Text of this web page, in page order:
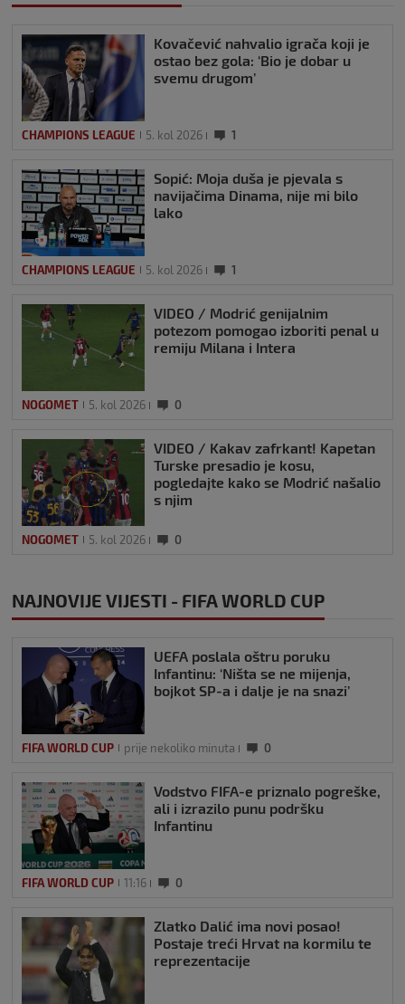
Kovačević nahvalio igrača koji je
ostao bez gola: ‘Bio je dobar u
svemu drugom’
CHAMPIONS LEAGUE 5. kol 2026 1
Sopić: Moja duša je pjevala s
navijačima Dinama, nije mi bilo
lako
CHAMPIONS LEAGUE 5. kol 2026 1
VIDEO / Modrić genijalnim
potezom pomogao izboriti penal u
remiju Milana i Intera
NOGOMET 5. kol 2026 0
VIDEO / Kakav zafrkant! Kapetan
Turske presadio je kosu,
pogledajte kako se Modrić našalio
s njim
NOGOMET 5. kol 2026 0
NAJNOVIJE VIJESTI - FIFA WORLD CUP
UEFA poslala oštru poruku
Infantinu: ‘Ništa se ne mijenja,
bojkot SP-a i dalje je na snazi’
FIFA WORLD CUP prije nekoliko minuta 0
Vodstvo FIFA-e priznalo pogreške,
ali i izrazilo punu podršku
Infantinu
FIFA WORLD CUP 11:16 0
Zlatko Dalić ima novi posao!
Postaje treći Hrvat na kormilu te
reprezentacije